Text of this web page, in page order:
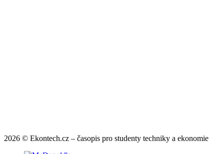
2026 © Ekontech.cz – časopis pro studenty techniky a ekonomie